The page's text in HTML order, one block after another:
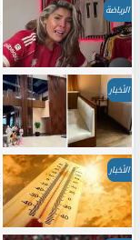
الرياضة
الأخبار
الأخبار